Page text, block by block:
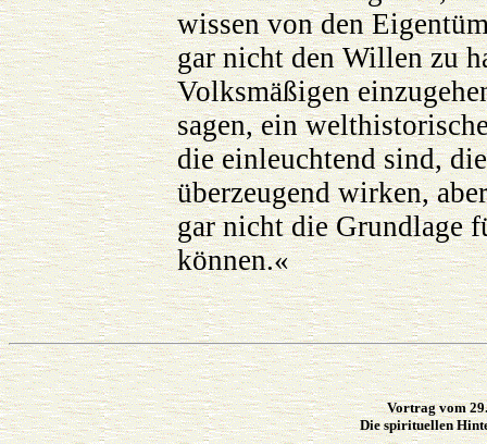
wissen von den
gar nicht den Willen zu
Volksmäßigen
sagen, ein
die einleuchtend sind,
überzeugend wirken,
gar nicht die Grundlage
können.«
Vortrag vom
Die spirituellen